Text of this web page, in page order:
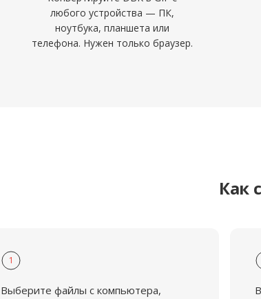
любого устройства — ПК,
ноутбука, планшета или
телефона. Нужен только браузер.
Как
1
Выберите файлы с компьютера,